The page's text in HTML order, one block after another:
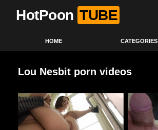
HotPoon TUBE
HOME CATEGORIES
Lou Nesbit porn videos